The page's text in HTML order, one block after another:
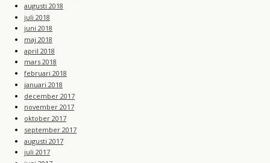
augusti 2018
juli 2018
juni 2018
maj 2018
april 2018
mars 2018
februari 2018
januari 2018
december 2017
november 2017
oktober 2017
september 2017
augusti 2017
juli 2017